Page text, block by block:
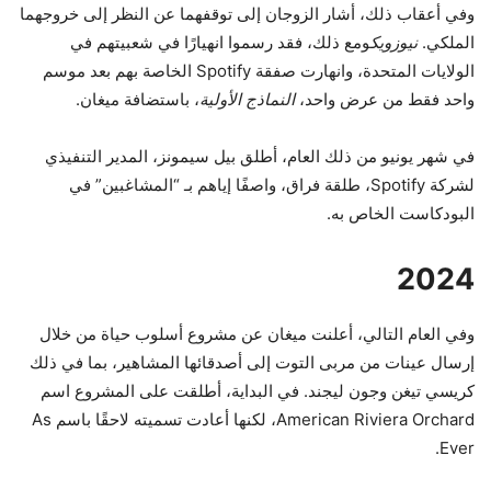
وفي أعقاب ذلك، أشار الزوجان إلى توقفهما عن النظر إلى خروجهما
الملكي.نيوزويكومع ذلك، فقد رسموا انهيارًا في شعبيتهم في
الولايات المتحدة، وانهارت صفقة Spotify الخاصة بهم بعد موسم
واحد فقط من عرض واحد،النماذج الأولية، باستضافة ميغان.
في شهر يونيو من ذلك العام، أطلق بيل سيمونز، المدير التنفيذي
لشركة Spotify، طلقة فراق، واصفًا إياهم بـ “المشاغبين” في
البودكاست الخاص به.
2024
وفي العام التالي، أعلنت ميغان عن مشروع أسلوب حياة من خلال
إرسال عينات من مربى التوت إلى أصدقائها المشاهير، بما في ذلك
كريسي تيغن وجون ليجند. في البداية، أطلقت على المشروع اسم
American Riviera Orchard، لكنها أعادت تسميته لاحقًا باسم As
Ever.